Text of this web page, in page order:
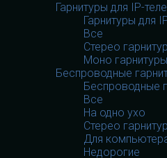
Гарнитуры для IP-
Гарнитуры для
Все
Стерео
Моно гарнитуры
Беспроводные
Беспроводные
Все
На одно ухо
Стерео
Для
Недорогие